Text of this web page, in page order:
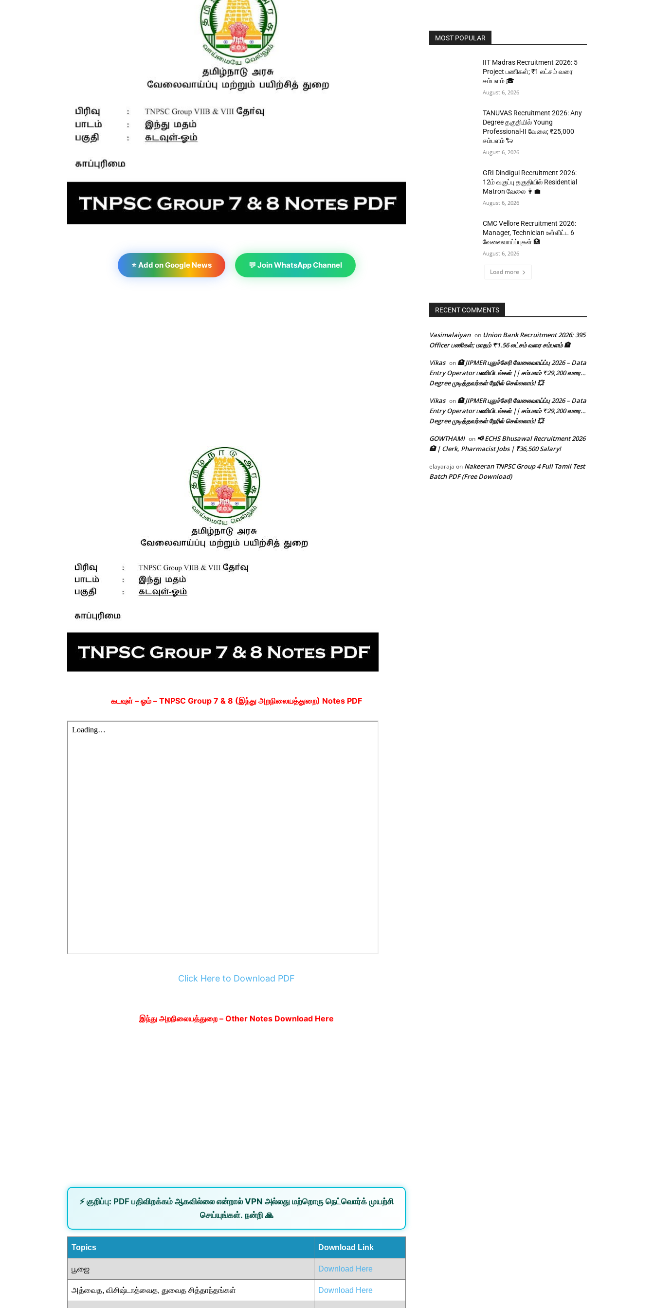
⭐ Add on Google News 💬 Join WhatsApp Channel
கடவுள் – ஓம் – TNPSC Group 7 & 8 (இந்து அறநிலையத்துறை) Notes PDF
Click Here to Download PDF
இந்து அறநிலையத்துறை – Other Notes Download Here
⚡ குறிப்பு: PDF பதிவிறக்கம் ஆகவில்லை என்றால் VPN அல்லது மற்றொரு நெட்வொர்க் முயற்சி
செய்யுங்கள். நன்றி 🙏
Topics Download Link
பூஜை Download Here
அத்வைத, விசிஷ்டாத்வைத, துவைத சித்தாந்தங்கள் Download Here
MOST POPULAR
IIT Madras Recruitment 2026: 5
Project பணிகள்; ₹1 லட்சம் வரை
சம்பளம் 🎓
August 6, 2026
TANUVAS Recruitment 2026: Any
Degree தகுதியில் Young
Professional-II வேலை; ₹25,000
சம்பளம் 🐑
August 6, 2026
GRI Dindigul Recruitment 2026:
12ம் வகுப்பு தகுதியில் Residential
Matron வேலை 👩‍💼
August 6, 2026
CMC Vellore Recruitment 2026:
Manager, Technician உள்ளிட்ட 6
வேலைவாய்ப்புகள் 🏥
August 6, 2026
Load more
RECENT COMMENTS
Vasimalaiyan on Union Bank Recruitment 2026: 395
Officer பணிகள்; மாதம் ₹1.56 லட்சம் வரை சம்பளம் 🏦
Vikas on🏥 JIPMER புதுச்சேரி வேலைவாய்ப்பு 2026 – Data
Entry Operator பணியிடங்கள் || சம்பளம் ₹29,200 வரை…
Degree முடித்தவர்கள் நேரில் செல்லலாம்! 💥
Vikas on🏥 JIPMER புதுச்சேரி வேலைவாய்ப்பு 2026 – Data
Entry Operator பணியிடங்கள் || சம்பளம் ₹29,200 வரை…
Degree முடித்தவர்கள் நேரில் செல்லலாம்! 💥
GOWTHAMI on 📢 ECHS Bhusawal Recruitment 2026
🏥 | Clerk, Pharmacist Jobs | ₹36,500 Salary!
elayaraja on Nakeeran TNPSC Group 4 Full Tamil Test
Batch PDF (Free Download)